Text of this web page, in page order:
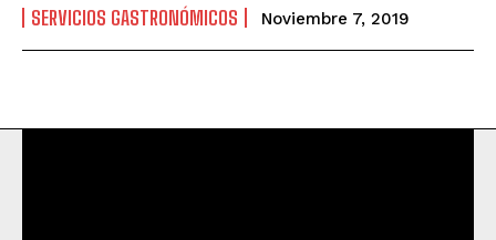
SERVICIOS GASTRONÓMICOS Noviembre 7, 2019